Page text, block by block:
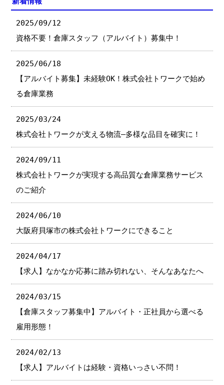
2025/09/12
資格不要！倉庫スタッフ（アルバイト）募集中！
2025/06/18
【アルバイト募集】未経験OK！株式会社トワークで始め
る倉庫業務
2025/03/24
株式会社トワークが支える物流—多様な品目を確実に！
2024/09/11
株式会社トワークが実現する高品質な倉庫業務サービス
のご紹介
2024/06/10
大阪府貝塚市の株式会社トワークにできること
2024/04/17
【求人】なかなか応募に踏み切れない、そんなあなたへ
2024/03/15
【倉庫スタッフ募集中】アルバイト・正社員から選べる
雇用形態！
2024/02/13
【求人】アルバイトは経験・資格いっさい不問！